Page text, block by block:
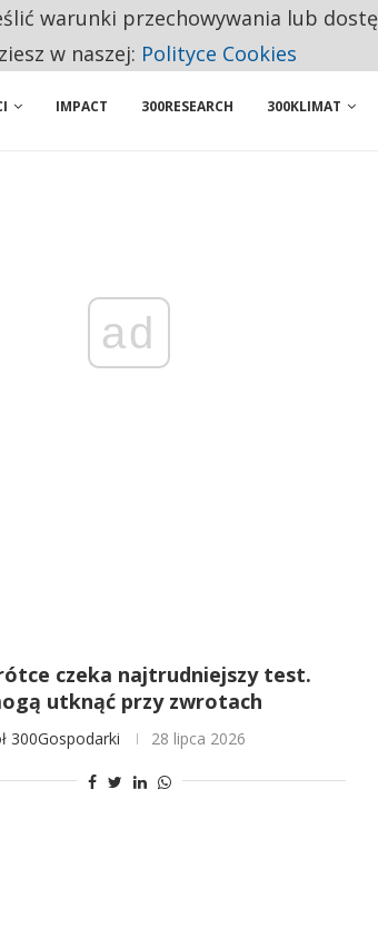
INNYM JUŻ TAK ŁATWO JEJ NIE POLECAJĄ
SĄ DWA PODMIOTY Z POLSKI
IMPACT 300RESEARCH 300KLIMAT
ad
czeka najtrudniejszy test.
utknąć przy zwrotach
300Gospodarki 28 lipca 2026
warunki przechowywania lub
w naszej: Polityce Cookies